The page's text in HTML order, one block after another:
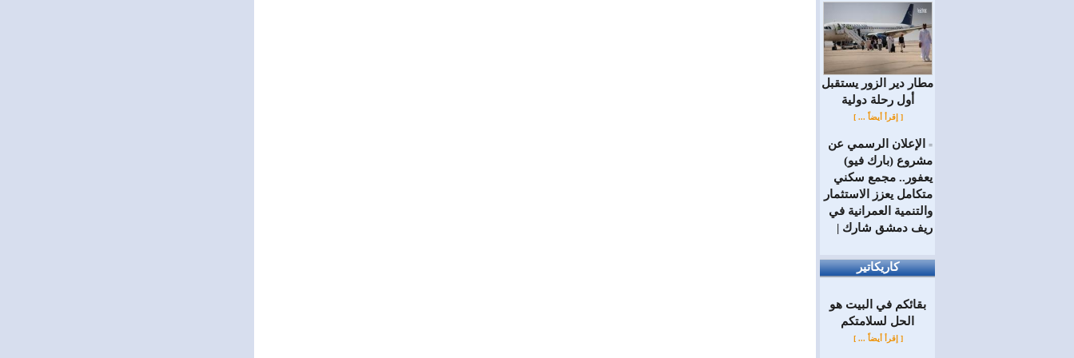
مطار دير الزور يستقبل
أول رحلة دولية
[ إقرأ أيضاً ... ]
=
الإعلان الرسمي عن
مشروع (بارك فيو)
يعفور.. مجمع سكني
متكامل يعزز الاستثمار
والتنمية العمرانية في
ريف دمشق شارك |
كاريكاتير
بقائكم في البيت هو
الحل لسلامتكم
[ إقرأ أيضاً ... ]